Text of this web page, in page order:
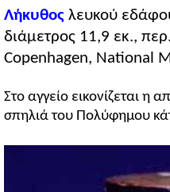
Λήκυθος λευκού
διάμετρος 11,9 εκ.,
Copenhagen, National
Στο αγγείο εικονίζεται
σπηλιά του Πολύφημου